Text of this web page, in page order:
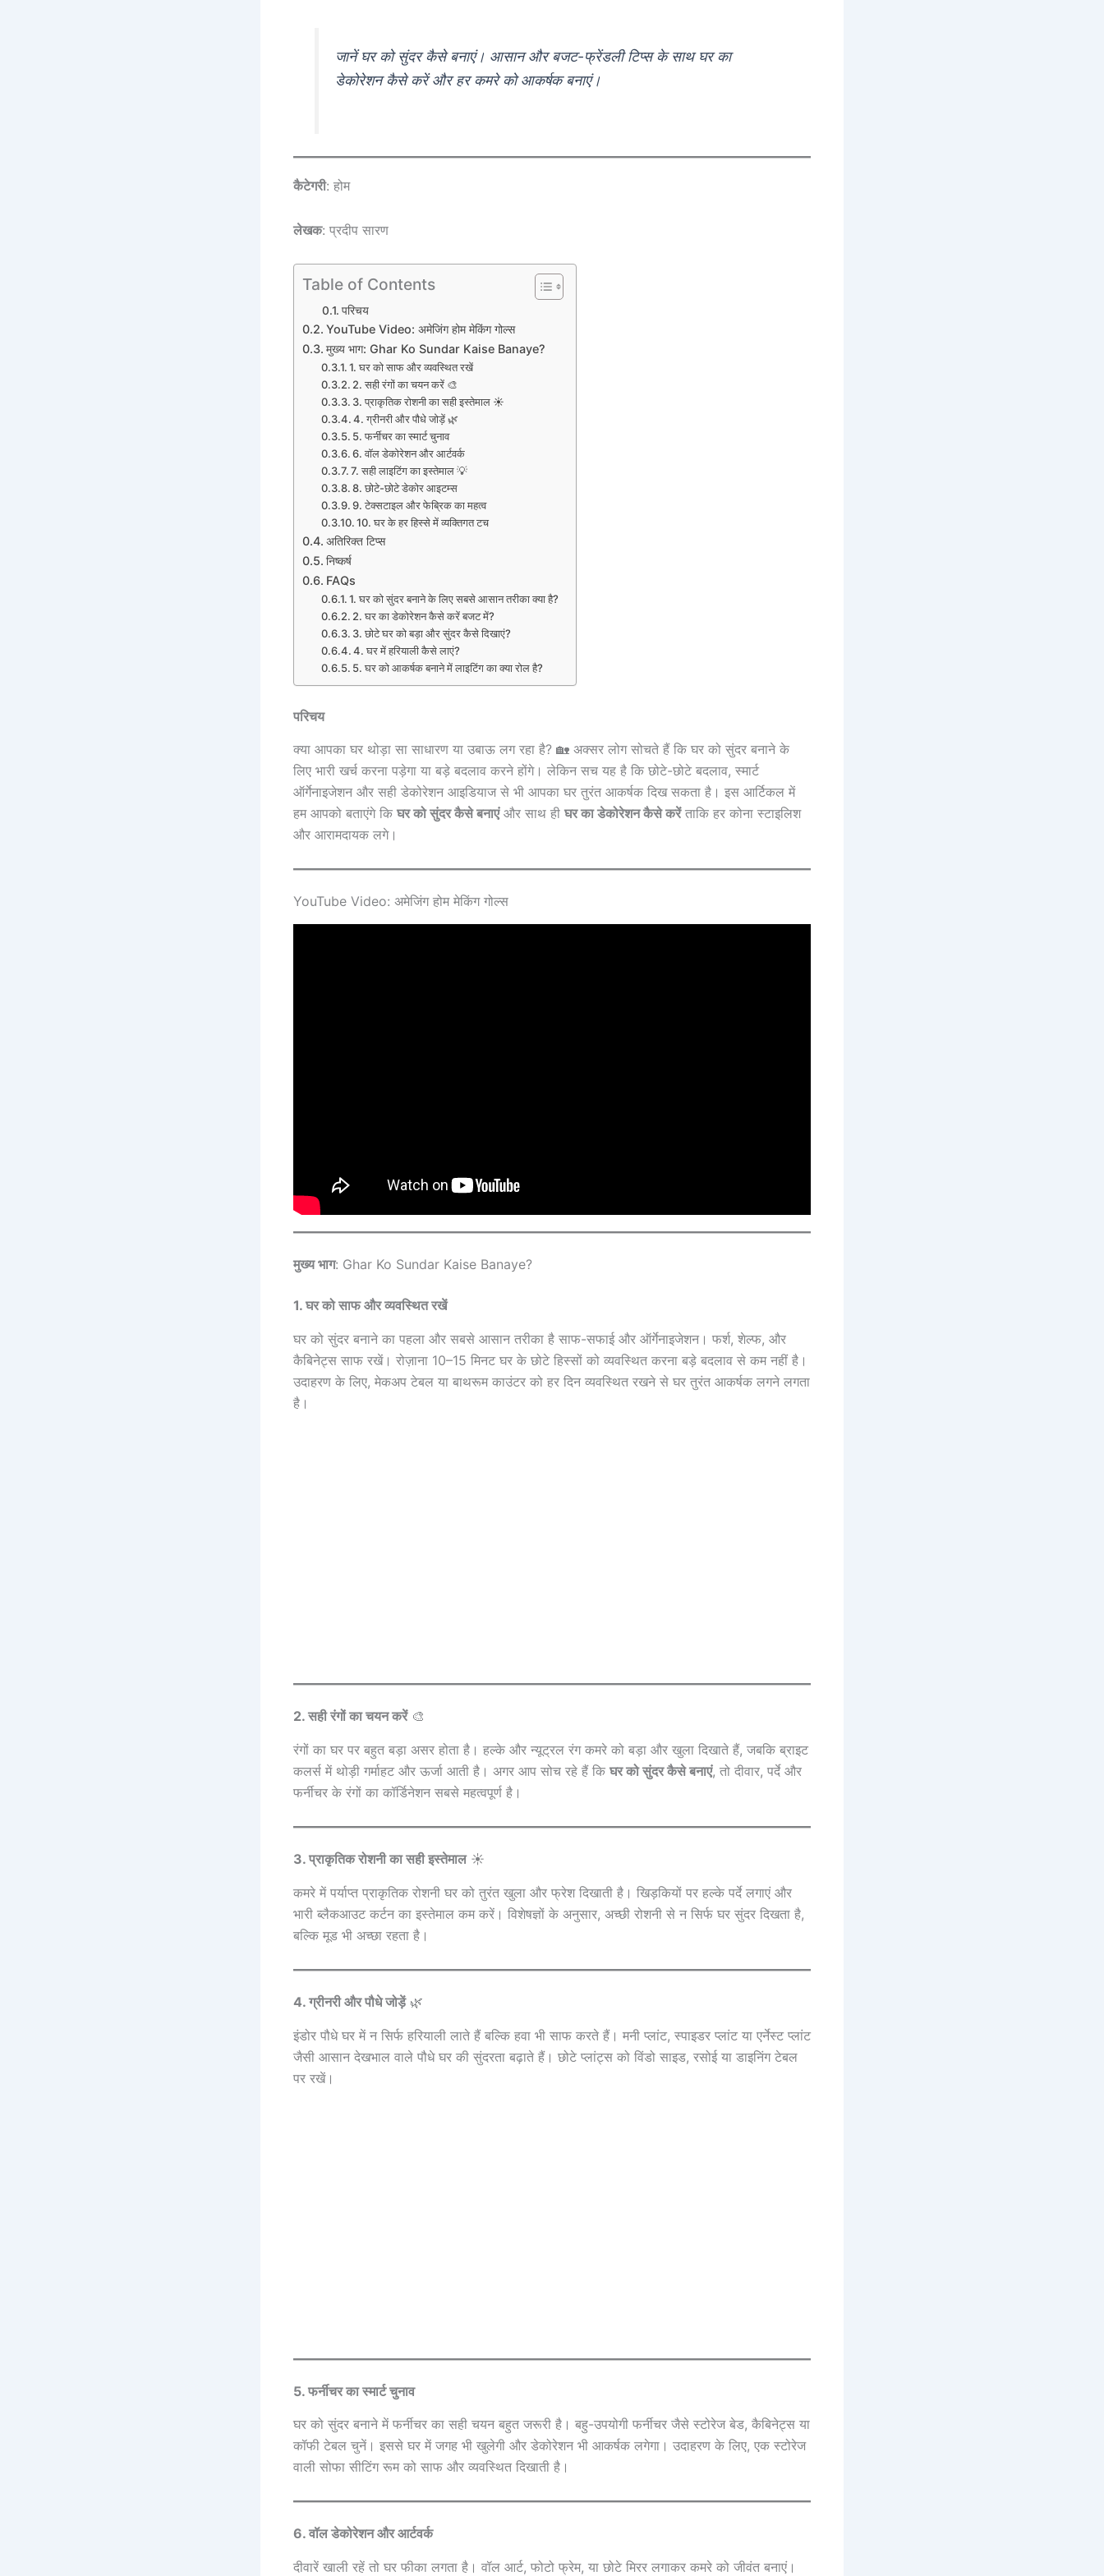
जानें घर को सुंदर कैसे बनाएं। आसान और बजट-फ्रेंडली टिप्स के साथ घर का
डेकोरेशन कैसे करें और हर कमरे को आकर्षक बनाएं।
कैटेगरी: होम
लेखक: प्रदीप सारण
Table of Contents
परिचय
YouTube Video: अमेजिंग होम मेकिंग गोल्स
मुख्य भाग: Ghar Ko Sundar Kaise Banaye?
1. घर को साफ और व्यवस्थित रखें
2. सही रंगों का चयन करें 🎨
3. प्राकृतिक रोशनी का सही इस्तेमाल ☀️
4. ग्रीनरी और पौधे जोड़ें 🌿
5. फर्नीचर का स्मार्ट चुनाव
6. वॉल डेकोरेशन और आर्टवर्क
7. सही लाइटिंग का इस्तेमाल 💡
8. छोटे-छोटे डेकोर आइटम्स
9. टेक्सटाइल और फेब्रिक का महत्व
10. घर के हर हिस्से में व्यक्तिगत टच
अतिरिक्त टिप्स
निष्कर्ष
FAQs
1. घर को सुंदर बनाने के लिए सबसे आसान तरीका क्या है?
2. घर का डेकोरेशन कैसे करें बजट में?
3. छोटे घर को बड़ा और सुंदर कैसे दिखाएं?
4. घर में हरियाली कैसे लाएं?
5. घर को आकर्षक बनाने में लाइटिंग का क्या रोल है?
परिचय
क्या आपका घर थोड़ा सा साधारण या उबाऊ लग रहा है? 🏡 अक्सर लोग सोचते हैं कि घर को सुंदर बनाने के
लिए भारी खर्च करना पड़ेगा या बड़े बदलाव करने होंगे। लेकिन सच यह है कि छोटे-छोटे बदलाव, स्मार्ट
ऑर्गेनाइजेशन और सही डेकोरेशन आइडियाज से भी आपका घर तुरंत आकर्षक दिख सकता है। इस आर्टिकल में
हम आपको बताएंगे कि घर को सुंदर कैसे बनाएंऔर साथ ही घर का डेकोरेशन कैसे करेंताकि हर कोना स्टाइलिश
और आरामदायक लगे।
YouTube Video: अमेजिंग होम मेकिंग गोल्स
मुख्य भाग: Ghar Ko Sundar Kaise Banaye?
1. घर को साफ और व्यवस्थित रखें
घर को सुंदर बनाने का पहला और सबसे आसान तरीका है साफ-सफाई और ऑर्गेनाइजेशन। फर्श, शेल्फ, और
कैबिनेट्स साफ रखें। रोज़ाना 10–15 मिनट घर के छोटे हिस्सों को व्यवस्थित करना बड़े बदलाव से कम नहीं है।
उदाहरण के लिए, मेकअप टेबल या बाथरूम काउंटर को हर दिन व्यवस्थित रखने से घर तुरंत आकर्षक लगने लगता
है।
2. सही रंगों का चयन करें🎨
रंगों का घर पर बहुत बड़ा असर होता है। हल्के और न्यूट्रल रंग कमरे को बड़ा और खुला दिखाते हैं, जबकि ब्राइट
कलर्स में थोड़ी गर्माहट और ऊर्जा आती है। अगर आप सोच रहे हैं कि घर को सुंदर कैसे बनाएं, तो दीवार, पर्दे और
फर्नीचर के रंगों का कॉर्डिनेशन सबसे महत्वपूर्ण है।
3. प्राकृतिक रोशनी का सही इस्तेमाल☀️
कमरे में पर्याप्त प्राकृतिक रोशनी घर को तुरंत खुला और फ्रेश दिखाती है। खिड़कियों पर हल्के पर्दे लगाएं और
भारी ब्लैकआउट कर्टन का इस्तेमाल कम करें। विशेषज्ञों के अनुसार, अच्छी रोशनी से न सिर्फ घर सुंदर दिखता है,
बल्कि मूड भी अच्छा रहता है।
4. ग्रीनरी और पौधे जोड़ें🌿
इंडोर पौधे घर में न सिर्फ हरियाली लाते हैं बल्कि हवा भी साफ करते हैं। मनी प्लांट, स्पाइडर प्लांट या एर्नेस्ट प्लांट
जैसी आसान देखभाल वाले पौधे घर की सुंदरता बढ़ाते हैं। छोटे प्लांट्स को विंडो साइड, रसोई या डाइनिंग टेबल
पर रखें।
5. फर्नीचर का स्मार्ट चुनाव
घर को सुंदर बनाने में फर्नीचर का सही चयन बहुत जरूरी है। बहु-उपयोगी फर्नीचर जैसे स्टोरेज बेड, कैबिनेट्स या
कॉफी टेबल चुनें। इससे घर में जगह भी खुलेगी और डेकोरेशन भी आकर्षक लगेगा। उदाहरण के लिए, एक स्टोरेज
वाली सोफा सीटिंग रूम को साफ और व्यवस्थित दिखाती है।
6. वॉल डेकोरेशन और आर्टवर्क
दीवारें खाली रहें तो घर फीका लगता है। वॉल आर्ट, फोटो फ्रेम, या छोटे मिरर लगाकर कमरे को जीवंत बनाएं।